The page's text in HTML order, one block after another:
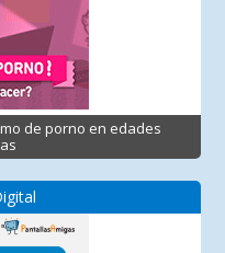
de porno en edades